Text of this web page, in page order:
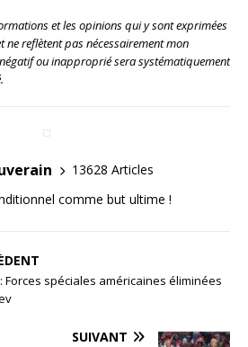
et les opinions qui y sont exprimées
ne reflètent pas nécessairement mon
ou inapproprié sera systématiquement
13628 Articles
comme but ultime !
: Forces spéciales américaines éliminées
SUIVANT